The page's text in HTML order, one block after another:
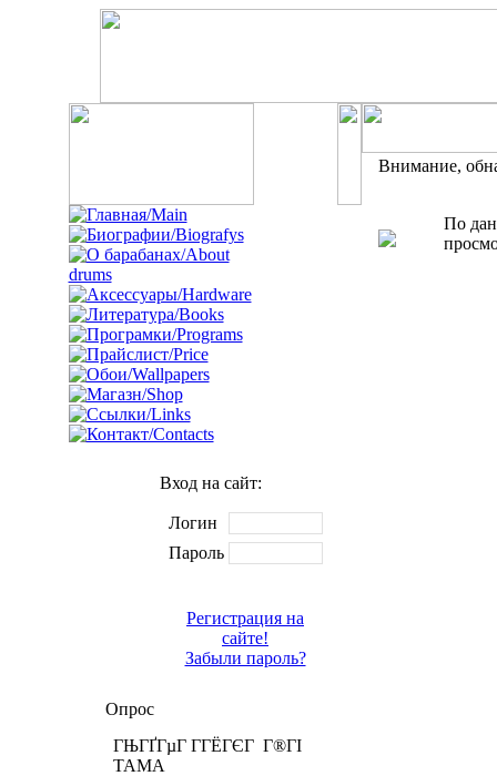
Вход на сайт:
Логин
Пароль
Регистрация на
сайте!
Забыли пароль?
Опрос
ГЊГҐГµГ Г­ГЁГЄГ Г®ГІ
TAMA
Внимание,
По